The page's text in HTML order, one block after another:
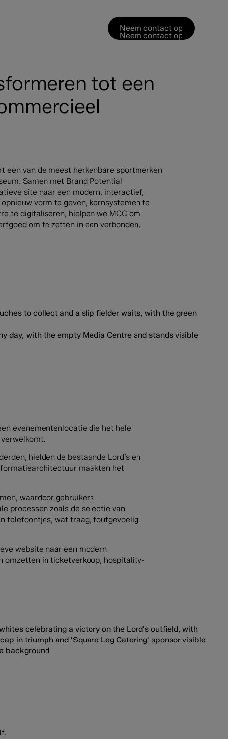
Neem contact op
Neem contact op
tot een
een van de meest herkenbare sportmerken
Samen met Brand Potential
site naar een modern, interactief,
vorm te geven, kernsystemen te
te digitaliseren, hielpen we MCC om
om te zetten in een verbonden,
evenementenlocatie die het hele
hielden de bestaande Lord’s en
maakten het
waardoor gebruikers
processen zoals de selectie van
telefoontjes, wat traag, foutgevoelig
website naar een modern
omzetten in ticketverkoop, hospitality-